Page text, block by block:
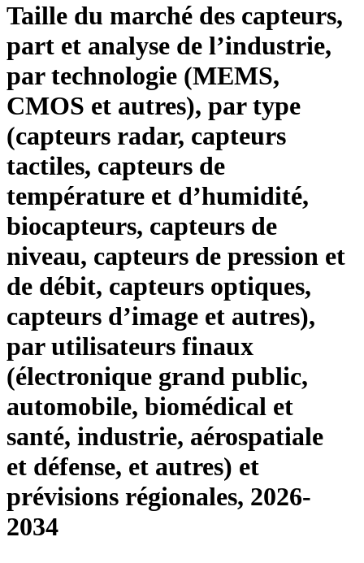
Taille du marché des capteurs,
part et analyse de l’industrie,
par technologie (MEMS,
CMOS et autres), par type
(capteurs radar, capteurs
tactiles, capteurs de
température et d’humidité,
biocapteurs, capteurs de
niveau, capteurs de pression et
de débit, capteurs optiques,
capteurs d’image et autres),
par utilisateurs finaux
(électronique grand public,
automobile, biomédical et
santé, industrie, aérospatiale
et défense, et autres) et
prévisions régionales, 2026-
2034